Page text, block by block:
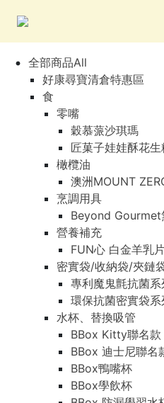
全部商品All
好康尋寶清倉特惠區
食
零嘴
穀慕蒎沙琪瑪
匠菓子娃娃酥花生
橄欖油
澳洲MOUNT
烹調用具
Beyond Gourmet
營養補充
FUN心 白金羊乳
密實袋/收納袋/夾鏈
專利魔鬼氈抗菌系
環保抗菌密實袋系
水杯、替換吸管
BBox Kitty聯名款
BBox 迪士尼聯名
BBox鴨嘴杯
BBox學飲杯